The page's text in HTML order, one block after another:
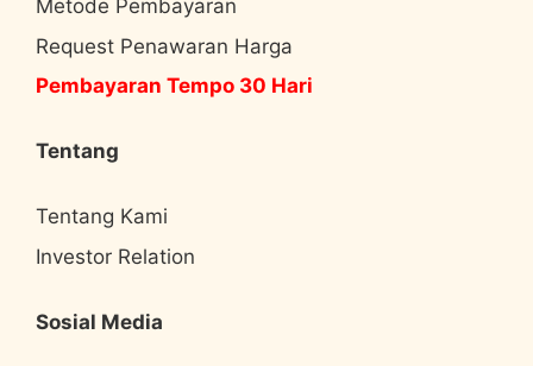
Metode Pembayaran
Request Penawaran Harga
Pembayaran Tempo 30 Hari
Tentang
Tentang Kami
Investor Relation
Sosial Media